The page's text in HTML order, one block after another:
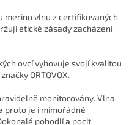
merino vlnu z certifikovaných
etické zásady zacházení
ovcí vyhovuje svojí kvalitou
ORTOVOX.
monitorovány. Vlna
proto je i mimořádně
pohodlí a pocit